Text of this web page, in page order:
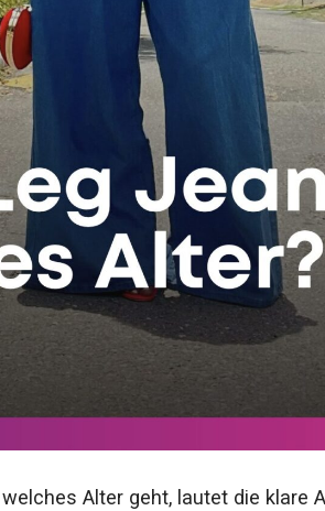
Alter geht, lautet die klare